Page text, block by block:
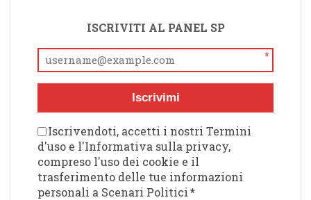
ISCRIVITI AL PANEL SP
*
Iscrivimi
Iscrivendoti, accetti i nostri Termini
d'uso e l'Informativa sulla privacy,
compreso l'uso dei cookie e il
trasferimento delle tue informazioni
personali a Scenari Politici*